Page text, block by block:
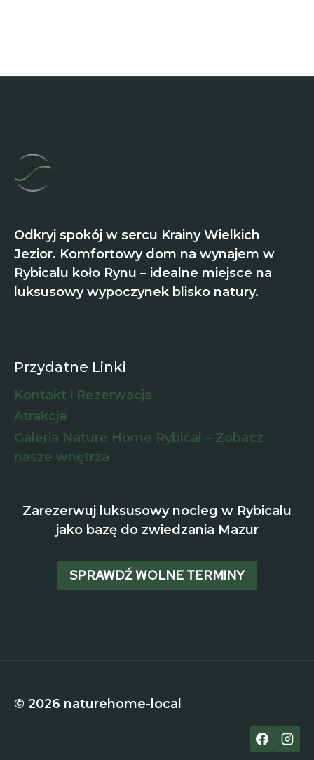
Odkryj spokój w sercu Krainy Wielkich
Jezior. Komfortowy dom na wynajem w
Rybicalu koło Rynu – idealne miejsce na
luksusowy wypoczynek blisko natury.
Przydatne Linki
Kontakt i Rezerwacja
Atrakcje
Galeria Nature Home Rybical – Zobacz
nasze wnętrza
Zarezerwuj luksusowy nocleg w Rybicalu
jako bazę do zwiedzania Mazur
SPRAWDŹ WOLNE TERMINY
© 2026 naturehome-local